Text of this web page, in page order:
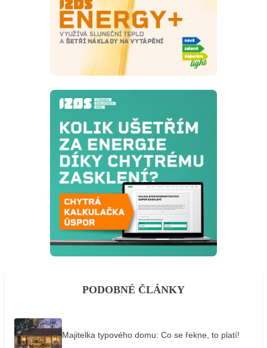
PODOBNÉ ČLÁNKY
Majitelka typového domu: Co se řekne, to platí!